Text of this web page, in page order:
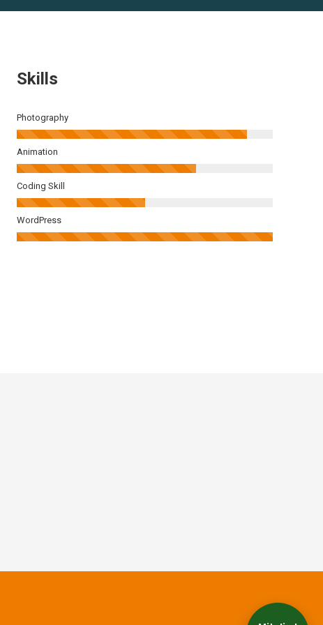
Skills
Photography
Animation
Coding Skill
WordPress